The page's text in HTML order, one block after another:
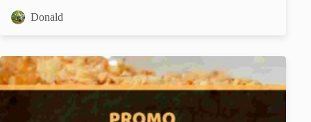
Donald